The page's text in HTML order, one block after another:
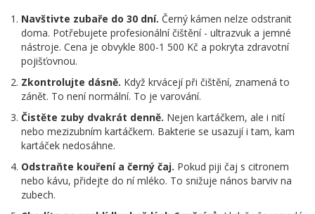
Navštivte zubaře do 30 dní. Černý kámen nelze odstranit
doma. Potřebujete profesionální čištění - ultrazvuk a jemné
nástroje. Cena je obvykle 800-1 500 Kč a pokryta zdravotní
pojišťovnou.
Zkontrolujte dásně. Když krvácejí při čištění, znamená to
zánět. To není normální. To je varování.
Čistěte zuby dvakrát denně. Nejen kartáčkem, ale i nití
nebo mezizubním kartáčkem. Bakterie se usazují i tam, kam
kartáček nedosáhne.
Odstraňte kouření a černý čaj. Pokud piji čaj s citronem
nebo kávu, přidejte do ní mléko. To snižuje nános barviv na
zubech.